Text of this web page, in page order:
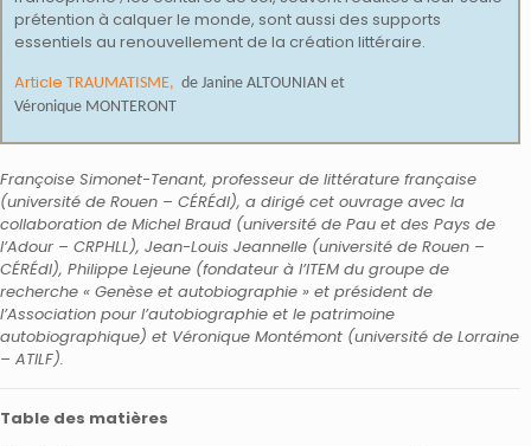
prétention à calquer le monde, sont aussi des supports
essentiels au renouvellement de la création littéraire.
Article TRAUMATISME, de Janine ALTOUNIAN et
Véronique MONTERONT
Françoise Simonet-Tenant, professeur de littérature française
(université de Rouen – CÉRÉdI), a dirigé cet ouvrage avec la
collaboration de Michel Braud (université de Pau et des Pays de
l’Adour – CRPHLL), Jean-Louis Jeannelle (université de Rouen –
CÉRÉdI), Philippe Lejeune (fondateur à l’ITEM du groupe de
recherche « Genèse et autobiographie » et président de
l’Association pour l’autobiographie et le patrimoine
autobiographique) et Véronique Montémont (université de Lorraine
– ATILF).
Table des matières